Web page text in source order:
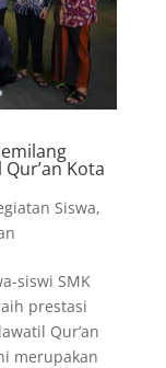
Kota
Siswa,
siswi SMK
prestasi
Qur’an
merupakan